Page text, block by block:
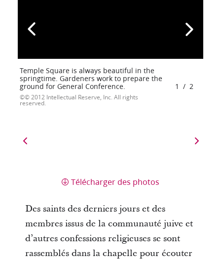
Temple Square is always beautiful in the
springtime. Gardeners work to prepare the
ground for General Conference.
© 2012 Intellectual Reserve, Inc. All rights
reserved.
1 / 2
Télécharger des photos
Des saints des derniers jours et des
membres issus de la communauté juive et
d’autres confessions religieuses se sont
rassemblés dans la chapelle pour écouter